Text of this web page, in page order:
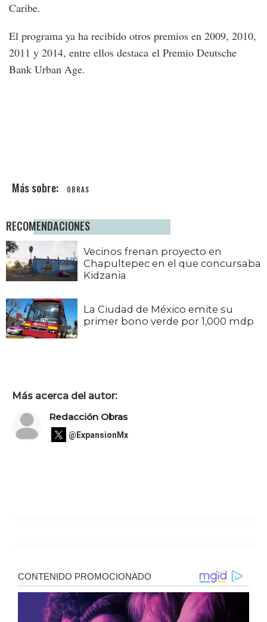
Caribe.
El programa ya ha recibido otros premios en 2009, 2010,
2011 y 2014, entre ellos destaca el Premio Deutsche
Bank Urban Age.
OBRAS
RECOMENDACIONES
Vecinos frenan proyecto en
Chapultepec en el que concursaba
Kidzania
La Ciudad de México emite su
primer bono verde por 1,000 mdp
Más acerca del autor:
Redacción Obras
@ExpansionMx